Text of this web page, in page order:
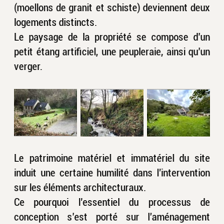
(moellons de granit et schiste) deviennent deux
logements distincts.
Le paysage de la propriété se compose d’un
petit étang artificiel, une peupleraie, ainsi qu’un
verger.
Le patrimoine matériel et immatériel du site
induit une certaine humilité dans l’intervention
sur les éléments architecturaux.
Ce pourquoi l’essentiel du processus de
conception s’est porté sur l’aménagement